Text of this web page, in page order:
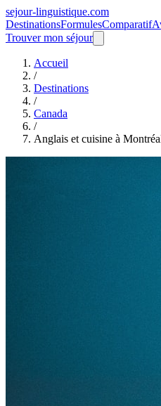
sejour-linguistique.com
DestinationsFormulesComparatif
Trouver mon séjour
Accueil
/
Destinations
/
Canada
/
Anglais et cuisine à